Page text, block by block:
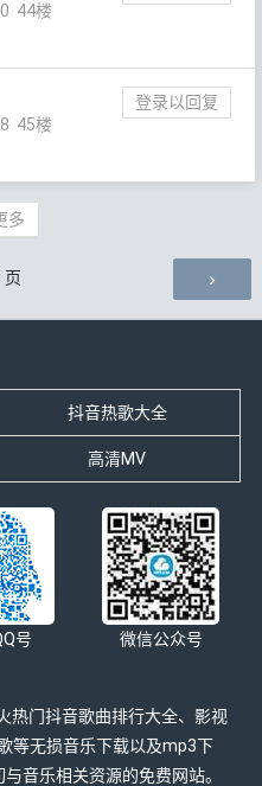
44楼
登录以回复
45楼
多
页
抖音热歌大全
高清MV
号 微信公众号
热门抖音歌曲排行大全、影视
等无损音乐下载以及mp3下
音乐相关资源的免费网站。